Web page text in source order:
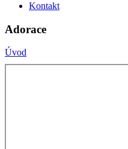
Kontakt
Adorace
Úvod